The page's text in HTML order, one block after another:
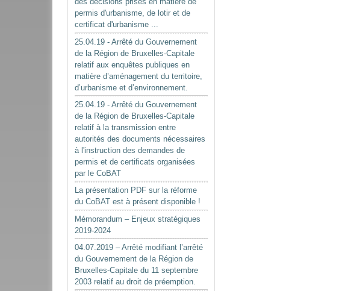
permis d'urbanisme, de lotir et de
certificat d'urbanisme ...
25.04.19 - Arrêté du Gouvernement
de la Région de Bruxelles-Capitale
relatif aux enquêtes publiques en
matière d’aménagement du territoire,
d’urbanisme et d’environnement.
25.04.19 - Arrêté du Gouvernement
de la Région de Bruxelles-Capitale
relatif à la transmission entre
autorités des documents nécessaires
à l'instruction des demandes de
permis et de certificats organisées
par le CoBAT
La présentation PDF sur la réforme
du CoBAT est à présent disponible !
Mémorandum – Enjeux stratégiques
2019-2024
04.07.2019 – Arrêté modifiant l’arrêté
du Gouvernement de la Région de
Bruxelles-Capitale du 11 septembre
2003 relatif au droit de préemption.